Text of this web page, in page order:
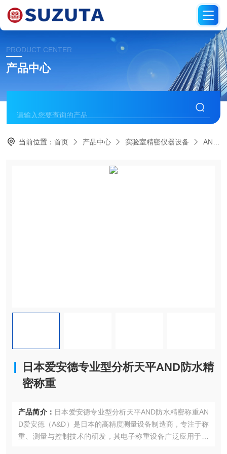
PRODUCT CENTER
产品中心
当前位置：首页 产品中心 实验室精密仪器设备 AND爱安德
日本爱安德专业型分析天平AND防水精
密称重
产品简介： 日本爱安德专业型分析天平AND防水精密称重AN
D爱安德‌（A&D）是日本的高精度测量设备制造商，专注于称
重、测量与控制技术的研发，其电子称重设备广泛应用于‌实